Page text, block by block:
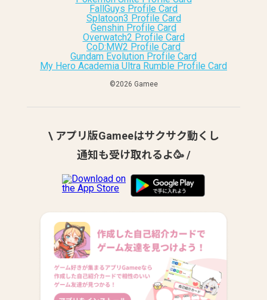
FallGuys Profile Card
Splatoon3 Profile Card
Genshin Profile Card
Overwatch2 Profile Card
CoD:MW2 Profile Card
Gundam Evolution Profile Card
My Hero Academia Ultra Rumble Profile Card
©︎2026 Gamee
\ アプリ版Gameeはサクサク動くし
通知も受け取れるよ🥳 /